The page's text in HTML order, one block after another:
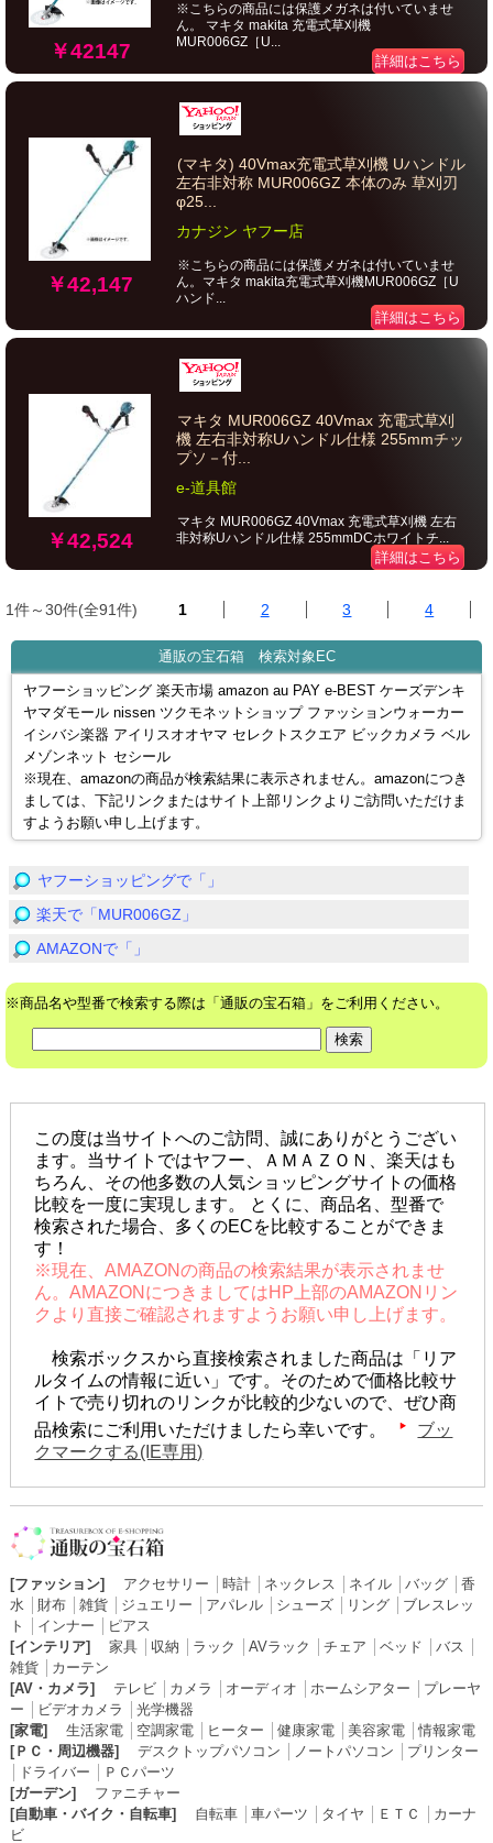
￥42147
※こちらの商品には保護メガネは付いていませ
ん。 マキタ makita 充電式草刈機
MUR006GZ［U...
詳細はこちら
￥42,147
(マキタ) 40Vmax充電式草刈機 Uハンドル
左右非対称 MUR006GZ 本体のみ 草刈刃
φ25...
カナジン ヤフー店
※こちらの商品には保護メガネは付いていませ
ん。マキタ makita充電式草刈機MUR006GZ［U
ハンド...
詳細はこちら
￥42,524
マキタ MUR006GZ 40Vmax 充電式草刈
機 左右非対称Uハンドル仕様 255mmチッ
プソ－付...
e-道具館
マキタ MUR006GZ 40Vmax 充電式草刈機 左右
非対称Uハンドル仕様 255mmDCホワイトチ...
詳細はこちら
1件～30件(全91件) 1 2 3 4
通販の宝石箱 検索対象EC
ヤフーショッピング 楽天市場 amazon au PAY e-BEST ケーズデンキ
ヤマダモール nissen ツクモネットショップ ファッションウォーカー
イシバシ楽器 アイリスオオヤマ セレクトスクエア ビックカメラ ベル
メゾンネット セシール
※現在、amazonの商品が検索結果に表示されません。amazonにつき
ましては、下記リンクまたはサイト上部リンクよりご訪問いただけま
すようお願い申し上げます。
ヤフーショッピングで「」
楽天で「MUR006GZ」
AMAZONで「」
※商品名や型番で検索する際は「通販の宝石箱」をご利用ください。
この度は当サイトへのご訪問、誠にありがとうござい
ます。当サイトではヤフー、ＡＭＡＺＯＮ、楽天はも
ちろん、その他多数の人気ショッピングサイトの価格
比較を一度に実現します。 とくに、商品名、型番で
検索された場合、多くのECを比較することができま
す！
※現在、AMAZONの商品の検索結果が表示されませ
ん。AMAZONにつきましてはHP上部のAMAZONリン
クより直接ご確認されますようお願い申し上げます。
検索ボックスから直接検索されました商品は「リア
ルタイムの情報に近い」です。そのためで価格比較サ
イトで売り切れのリンクが比較的少ないので、ぜひ商
品検索にご利用いただけましたら幸いです。
ブッ
クマークする(IE専用)
[ファッション] アクセサリー 時計│ ネックレス ネイル│ バッグ│ 香
水
財布│ 雑貨│ ジュエリー アパレル│ シューズ│ リング│ ブレスレッ
ト
インナー
ピアス
[インテリア]
家具│ 収納 ラック AVラック チェア ベッド バス
雑貨│ カーテン
[AV・カメラ]
テレビ│ カメラ オーディオ ホームシアター
プレーヤ
ー
ビデオカメラ
光学機器
[家電]
生活家電│ 空調家電│ ヒーター 健康家電│ 美容家電│情報家電
[ＰＣ・周辺機器]
デスクトップパソコン ノートパソコン
プリンター
ドライバー
ＰＣパーツ
[ガーデン]
ファニチャー
[自動車・バイク・自転車]
自転車│ 車パーツ タイヤ ＥＴＣ
カーナ
ビ